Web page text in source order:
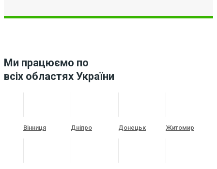
Ми працюємо по
всіх областях України
Вінниця Дніпро Донецьк Житомир